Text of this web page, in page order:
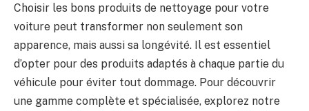
Choisir les bons produits de nettoyage pour votre
voiture peut transformer non seulement son
apparence, mais aussi sa longévité. Il est essentiel
d’opter pour des produits adaptés à chaque partie du
véhicule pour éviter tout dommage. Pour découvrir
une gamme complète et spécialisée, explorez notre